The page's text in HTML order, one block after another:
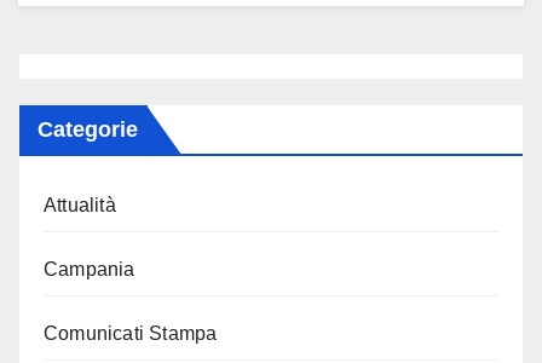
Categorie
Attualità
Campania
Comunicati Stampa